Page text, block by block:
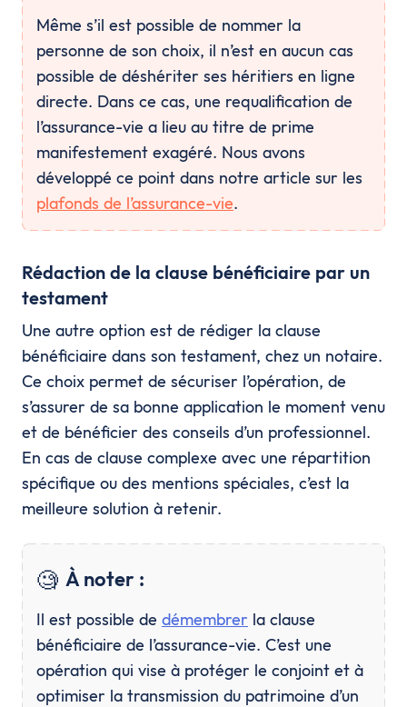
Même s’il est possible de nommer la
personne de son choix, il n’est en aucun cas
possible de déshériter ses héritiers en ligne
directe. Dans ce cas, une requalification de
l’assurance-vie a lieu au titre de prime
manifestement exagéré. Nous avons
développé ce point dans notre article sur les
plafonds de l’assurance-vie.
Rédaction de la clause bénéficiaire par un
testament
Une autre option est de rédiger la clause
bénéficiaire dans son testament, chez un notaire.
Ce choix permet de sécuriser l’opération, de
s’assurer de sa bonne application le moment venu
et de bénéficier des conseils d’un professionnel.
En cas de clause complexe avec une répartition
spécifique ou des mentions spéciales, c’est la
meilleure solution à retenir.
🧐 À noter :
Il est possible de démembrer la clause
bénéficiaire de l’assurance-vie. C’est une
opération qui vise à protéger le conjoint et à
optimiser la transmission du patrimoine d’un